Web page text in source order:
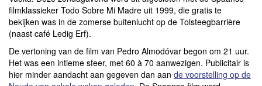
filmklassieker Todo Sobre Mi Madre uit 1999, die gratis te
bekijken was in de zomerse buitenlucht op de Tolsteegbarrière
(naast café Ledig Erf).
De vertoning van de film van Pedro Almodóvar begon om 21 uur.
Het was een intieme sfeer, met 60 à 70 aanwezigen. Publicitair is
hier minder aandacht aan gegeven dan aan de voorstelling op de